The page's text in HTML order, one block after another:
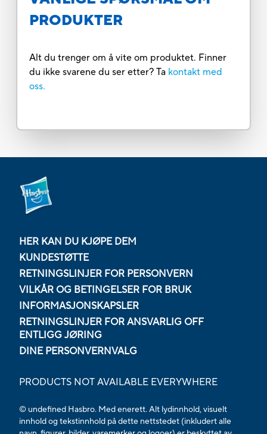
PRODUKTER
Alt du trenger om å vite om produktet. Finner
du ikke svarene du ser etter? Ta kontakt med
oss.
HER KAN DU KJØPE DEM
KUNDESTØTTE
RETNINGSLINJER FOR PERSONVERN
VILKÅR OG BETINGELSER FOR BRUK
INFORMASJONSKAPSLER
RETNINGSLINJER FOR ANSVARLIG OFF
ENTLIGG JØRING
DINE PERSONVERNVALG
PRODUCTS NOT AVAILABLE EVERYWHERE
© undefined Hasbro. Med enerett. Alt lydinnhold, visuelt
innhold og tekstinnhold på dette nettstedet (inkludert alle